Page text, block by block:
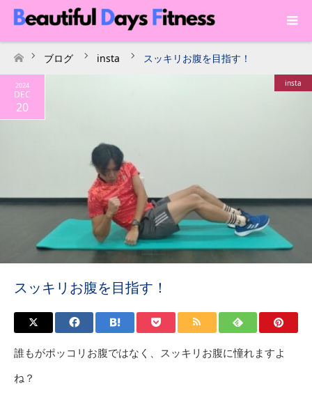
ホーム
ブログ insta スッキリお腹を目指す！
2024
DEC
20
insta
スッキリお腹を目指す！
誰もがポッコリお腹ではなく、スッキリお腹に憧れますよ
ね？